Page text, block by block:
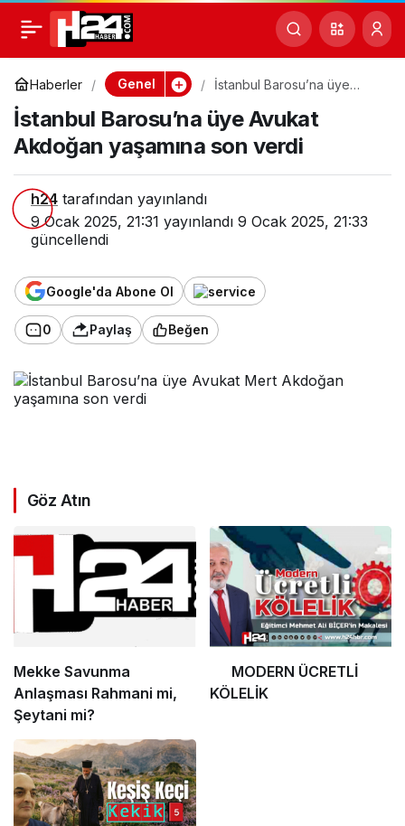
Haberler Genel
İstanbul Barosu’na üye
son verdi
İstanbul Barosu’na üye Avukat
Akdoğan yaşamına son verdi
h24 tarafından yayınlandı
9 Ocak 2025, 21:31 yayınlandı 9 Ocak 2025, 21:33
güncellendi
Google'da Abone Ol
0 Paylaş Beğen
Göz Atın
Mekke Savunma
Anlaşması Rahmani mi,
Şeytani mi?
MODERN ÜCRETLİ
KÖLELİK
İstanbul Barosu’na üye
Avukat Akdoğan
yaşamına son verdi
Paylaş